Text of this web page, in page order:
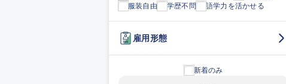
服装自由
学歴不問 語学力を活かせる
雇用形態
新着のみ